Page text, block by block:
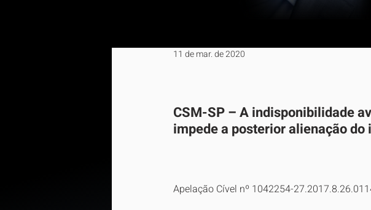
11 de mar. de 2020
CSM-SP – A indisponibilidade
impede a posterior alienação
Apelação Cível nº 1042254-